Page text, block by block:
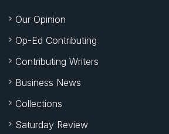
Our Opinion
Op-Ed Contributing
Contributing Writers
Business News
Collections
Saturday Review